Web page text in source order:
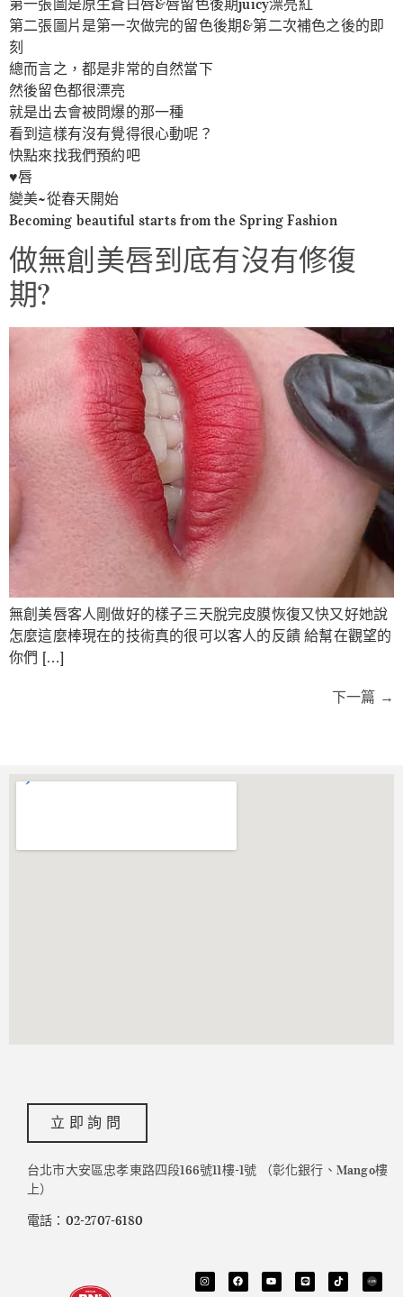
第一張圖是原生蒼白唇&唇留色後期juicy漂亮紅
第二張圖片是第一次做完的留色後期&第二次補色之後的即
刻
總而言之，都是非常的自然當下
然後留色都很漂亮
就是出去會被問爆的那一種
看到這樣有沒有覺得很心動呢？
快點來找我們預約吧
♥️唇
變美~從春天開始
Becoming beautiful starts from the Spring Fashion
做無創美唇到底有沒有修復
期?
無創美唇客人剛做好的樣子三天脫完皮膜恢復又快又好她說
怎麼這麼棒現在的技術真的很可以客人的反饋 給幫在觀望的
你們 […]
下一篇 →
立即詢問
台北市大安區忠孝東路四段166號11樓-1號 （彰化銀行、Mango樓
上）
電話：02-2707-6180